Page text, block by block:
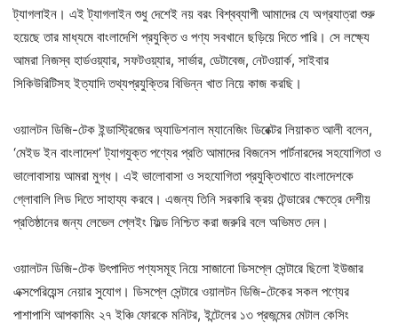
ট্যাগলাইন। এই ট্যাগলাইন শুধু দেশেই নয় বরং বিশ্বব্যাপী আমাদের যে অগ্রযাত্রা শুরু
হয়েছে তার মাধ্যমে বাংলাদেশি প্রযুক্তি ও পণ্য সবখানে ছড়িয়ে দিতে পারি। সে লক্ষ্যে
আমরা নিজস্ব হার্ডওয়্যার, সফটওয়্যার, সার্ভার, ডেটাবেজ, নেটওয়ার্ক, সাইবার
সিকিউরিটিসহ ইত্যাদি তথ্যপ্রযুক্তির বিভিন্ন খাত নিয়ে কাজ করছি।
ওয়ালটন ডিজি-টেক ইন্ডাস্ট্রিজের অ্যাডিশনাল ম্যানেজিং ডিরেক্টর লিয়াকত আলী বলেন,
‘মেইড ইন বাংলাদেশ’ ট্যাগযুক্ত পণ্যের প্রতি আমাদের বিজনেস পার্টনারদের সহযোগিতা ও
ভালোবাসায় আমরা মুগ্ধ। এই ভালোবাসা ও সহযোগিতা প্রযুক্তিখাতে বাংলাদেশকে
গ্লোবালি লিড দিতে সাহায্য করবে। এজন্য তিনি সরকারি ক্রয় টেন্ডারের ক্ষেত্রে দেশীয়
প্রতিষ্ঠানের জন্য লেভেল প্লেইং ফিল্ড নিশ্চিত করা জরুরি বলে অভিমত দেন।
ওয়ালটন ডিজি-টেক উৎপাদিত পণ্যসমূহ নিয়ে সাজানো ডিসপ্লে সেন্টারে ছিলো ইউজার
এক্সপেরিয়েন্স নেয়ার সুযোগ। ডিসপ্লে সেন্টারে ওয়ালটন ডিজি-টেকের সকল পণ্যের
পাশাপাশি আপকামিং ২৭ ইঞ্চি ফোরকে মনিটর, ইন্টেলের ১৩ প্রজন্মের মেটাল কেসিং